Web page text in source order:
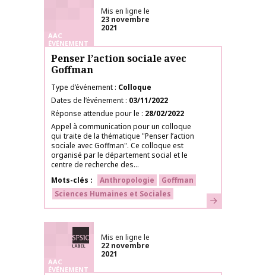
AAC
ÉVÉNEMENT
Mis en ligne le
23 novembre
2021
Penser l’action sociale avec
Goffman
Type d’événement Colloque
Dates de l’événement 03/11/2022
Réponse attendue pour le
28/02/2022
Appel à communication pour un colloque
qui traite de la thématique "Penser l’action
sociale avec Goffman". Ce colloque est
organisé par le département social et le
centre de recherche des...
Mots-clés
Anthropologie
Goffman
Sciences Humaines et Sociales
En savoir plus
Labélisé SFSIC
AAC
ÉVÉNEMENT
Mis en ligne le
22 novembre
2021